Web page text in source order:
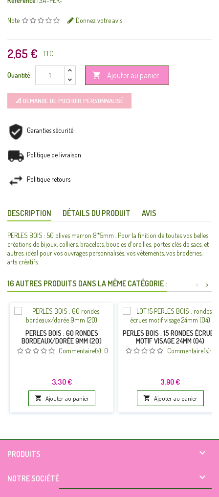
Note Donnez votre avis
2,65 € TTC
Quantité  Ajouter au panier
📐 DEMANDE DE POCHOIR PERSONNALISÉ
Garanties sécurité
Politique de livraison
Politique retours
DESCRIPTION DÉTAILS DU PRODUIT AVIS
PERLES BOIS : 50 olives marron 8*5mm . Pour la finition de toutes vos belles
créations de bijoux, colliers, bracelets, boucles d'oreilles, portes clés de sacs, et
autres. idéal pour vos ouvrages personnalisés, vos vêtements, vos broderies,
arts créatifs.
16 AUTRES PRODUITS DANS LA MÊME CATÉGORIE : >
<
PERLES BOIS : 60 RONDES
BORDEAUX/DORÉE 9MM (20)
Commentaire(s): 0
Prix
3,30 €
 Ajouter au panier
PERLES BOIS : 15 RONDES ÉCRUES
MOTIF VISAGE 24MM (04)
Commentaire(s):
Prix
3,90 €
 Ajouter au panier
PRODUITS 
NOTRE SOCIÉTÉ 